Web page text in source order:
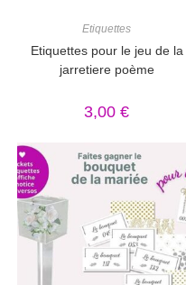
Etiquettes
Etiquettes pour le jeu de la
jarretiere poème
3,00€